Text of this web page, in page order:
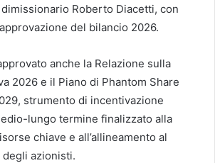
Roberto Diacetti, con
del bilancio 2026.
anche la Relazione sulla
2026 e il Piano di Phantom Share
strumento di incentivazione
lungo termine finalizzato alla
chiave e all’allineamento al
azionisti.